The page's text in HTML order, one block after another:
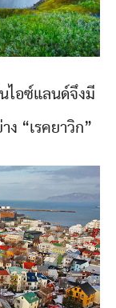
ไอซ์แลนด์จึงมี
ง “เรคยาวิก”